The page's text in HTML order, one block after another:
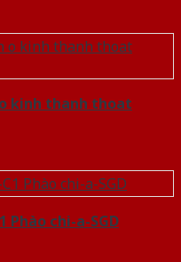
o kinh thanh thoat
Phào chi-a-SGD